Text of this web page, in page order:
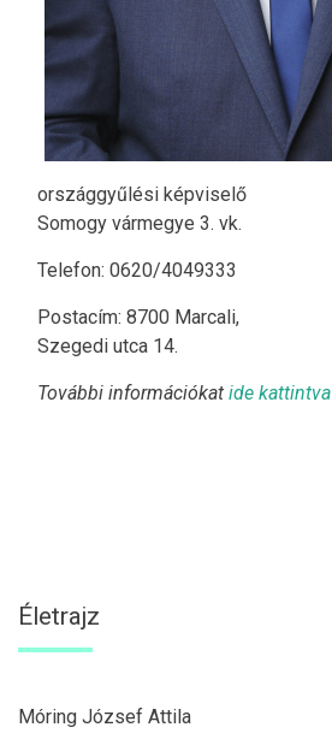
országgyűlési képviselő
Somogy vármegye 3. vk.
Telefon: 0620/4049333
Postacím: 8700 Marcali,
Szegedi utca 14.
További információkat ide kattintva
Életrajz
Móring József Attila